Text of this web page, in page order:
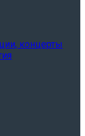
концерты